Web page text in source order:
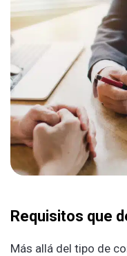
Requisitos que
Más allá del tipo de